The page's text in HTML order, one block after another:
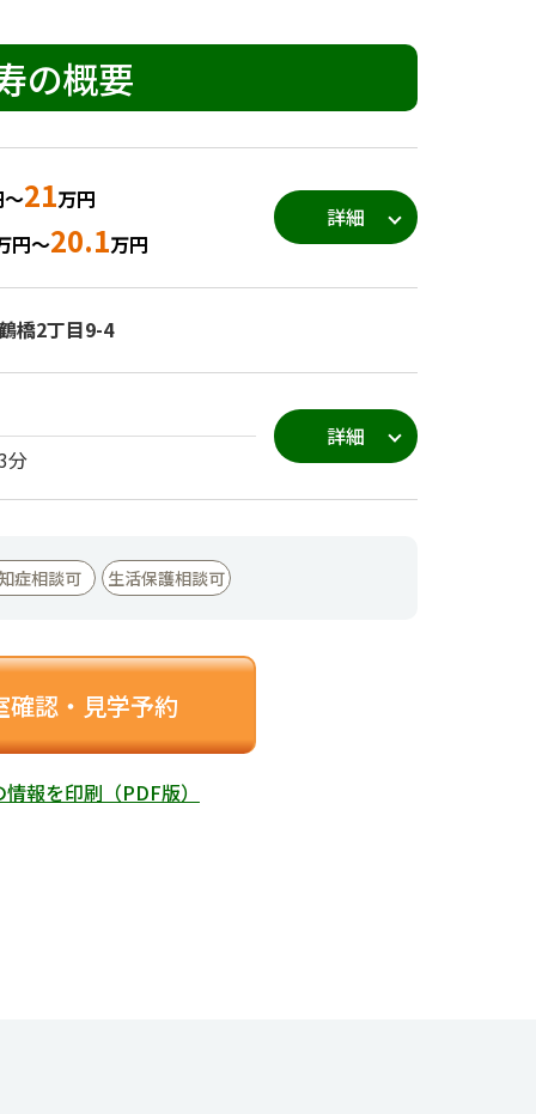
の概要
21万円
円～20.1万円
詳細
橋2丁目9-4
分
詳細
症相談可 生活保護相談可
確認・見学予約
報を印刷（PDF版）